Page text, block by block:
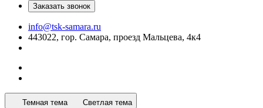
Заказать звонок
info@tsk-samara.ru
443022, гор. Самара, проезд Мальцева, 4к4
Темная тема Светлая тема